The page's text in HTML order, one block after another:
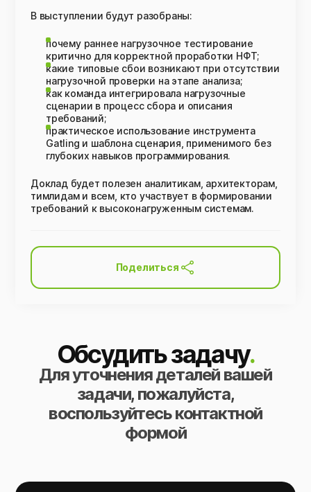
В выступлении будут разобраны:
почему раннее нагрузочное тестирование
критично для корректной проработки НФТ;
какие типовые сбои возникают при отсутствии
нагрузочной проверки на этапе анализа;
как команда интегрировала нагрузочные
сценарии в процесс сбора и описания
требований;
практическое использование инструмента
Gatling и шаблона сценария, применимого без
глубоких навыков программирования.
Доклад будет полезен аналитикам, архитекторам,
тимлидам и всем, кто участвует в формировании
требований к высоконагруженным системам.
Поделиться
Обсудить задачу.
Для уточнения деталей вашей
задачи, пожалуйста,
воспользуйтесь контактной
формой